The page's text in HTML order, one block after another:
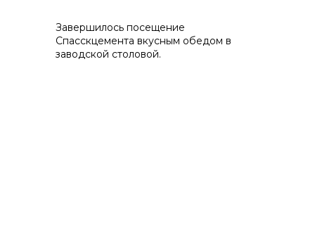
Завершилось посещение
Спасскцемента вкусным обедом в
заводской столовой.